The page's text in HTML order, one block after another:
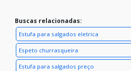
Buscas relacionadas:
Estufa para salgados eletrica
Espeto churrasqueira
Estufa para salgados preço